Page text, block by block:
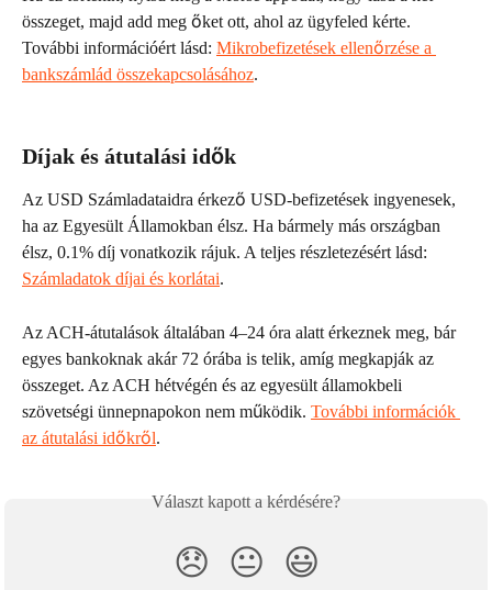
összeget, majd add meg őket ott, ahol az ügyfeled kérte.
További információért lásd: Mikrobefizetések ellenőrzése a
bankszámlád összekapcsolásához.
Díjak és átutalási idők
Az USD Számladataidra érkező USD-befizetések ingyenesek,
ha az Egyesült Államokban élsz. Ha bármely más országban
élsz, 0.1% díj vonatkozik rájuk. A teljes részletezésért lásd:
Számladatok díjai és korlátai.
Az ACH-átutalások általában 4–24 óra alatt érkeznek meg, bár
egyes bankoknak akár 72 órába is telik, amíg megkapják az
összeget. Az ACH hétvégén és az egyesült államokbeli
szövetségi ünnepnapokon nem működik. További információk
az átutalási időkről.
Választ kapott a kérdésére?
😞 😐 😃